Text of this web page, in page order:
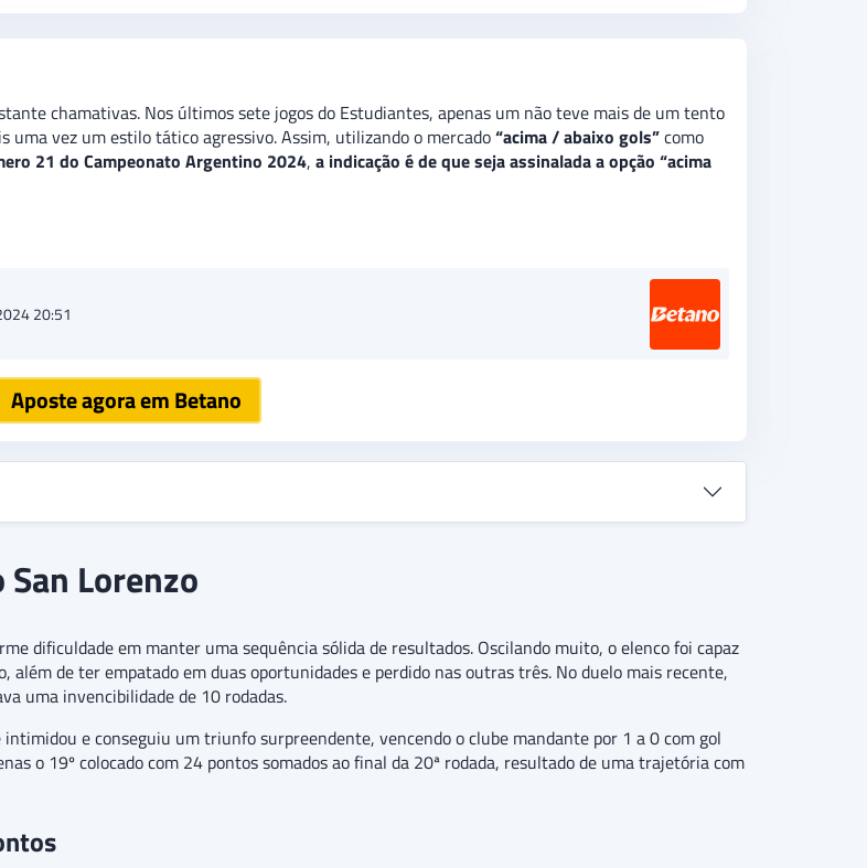
chamativas. Nos últimos sete jogos do Estudiantes, apenas um não teve mais de um tento
vez um estilo tático agressivo. Assim, utilizando o mercado“acima / abaixo gols”como
21 do Campeonato Argentino 2024, a indicação é de que seja assinalada a opção “acima
20:51
Aposte agora em Betano
Lorenzo
dificuldade em manter uma sequência sólida de resultados. Oscilando muito, o elenco foi capaz
de ter empatado em duas oportunidades e perdido nas outras três. No duelo mais recente,
uma invencibilidade de 10 rodadas.
e conseguiu um triunfo surpreendente, vencendo o clube mandante por 1 a 0 com gol
o 19º colocado com 24 pontos somados ao final da 20ª rodada, resultado de uma trajetória com